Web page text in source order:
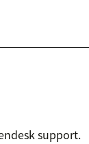
support.